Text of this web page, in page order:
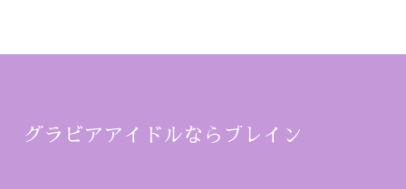
グラビアアイドルならブレイン